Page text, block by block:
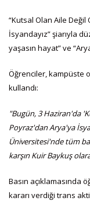
“Kutsal Olan Aile
İsyandayız” şiarıyla
yaşasın hayat” ve
Öğrenciler, kampüste
kullandı:
"Bugün, 3 Haziran'da
Poyraz'dan Arya'ya
Üniversitesi'nde tüm
karşın Kuir Baykuş
Basın açıklamasında
kararı verdiği trans